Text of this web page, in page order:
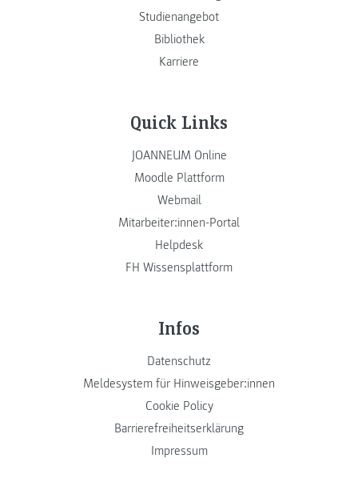
Studienangebot
Bibliothek
Karriere
Quick Links
JOANNEUM Online
Moodle Plattform
Webmail
Mitarbeiter:innen-Portal
Helpdesk
FH Wissensplattform
Infos
Datenschutz
Meldesystem für Hinweisgeber:innen
Cookie Policy
Barrierefreiheitserklärung
Impressum